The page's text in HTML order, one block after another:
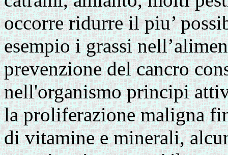
occorre ridurre il piu’
esempio i grassi
prevenzione del cancro
nell'organismo principi
la proliferazione maligna
di vitamine e minerali,